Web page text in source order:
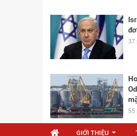
37
55
GIỚI THIỆU